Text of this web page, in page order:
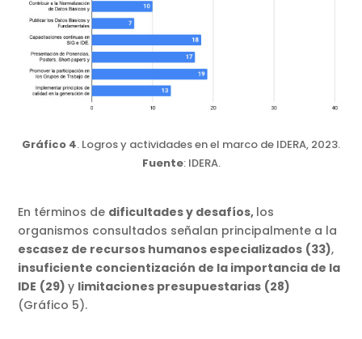
Gráfico 4. Logros y actividades en el marco de IDERA, 2023.
Fuente: IDERA.
En términos de dificultades y desafíos, los
organismos consultados señalan principalmente a la
escasez de recursos humanos especializados (33),
insuficiente concientización de la importancia de la
IDE (29)y limitaciones presupuestarias (28)
(Gráfico 5).